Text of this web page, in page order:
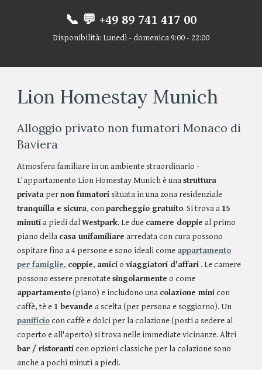
📞 💬 +49 89 741 417 00
Disponibilità: Lunedì - domenica 9:00 - 22:00
Lion Homestay Munich
Alloggio privato non fumatori Monaco di
Baviera
Atmosfera familiare in un ambiente straordinario -
L'appartamento Lion Homestay Munich è unastruttura
privata pernon fumatori situata in una zona residenziale
tranquilla e sicura, conparcheggio gratuito. Si trova a 15
minuti a piedi dalWestpark. Le due camere doppie al primo
piano della casa unifamiliare arredata con cura possono
ospitare fino a 4 persone e sono ideali come appartamento
per famiglie, coppie, amici oviaggiatori d'affari . Le camere
possono essere prenotatesingolarmente o come
appartamento(piano) e includono una colazione minicon
caffè, tè e 1 bevande a scelta (per persona e soggiorno). Un
panificiocon caffè e dolci per la colazione (posti a sedere al
coperto e all'aperto) si trova nelle immediate vicinanze. Altri
bar / ristoranticon opzioni classiche per la colazione sono
anche a pochi minuti a piedi.